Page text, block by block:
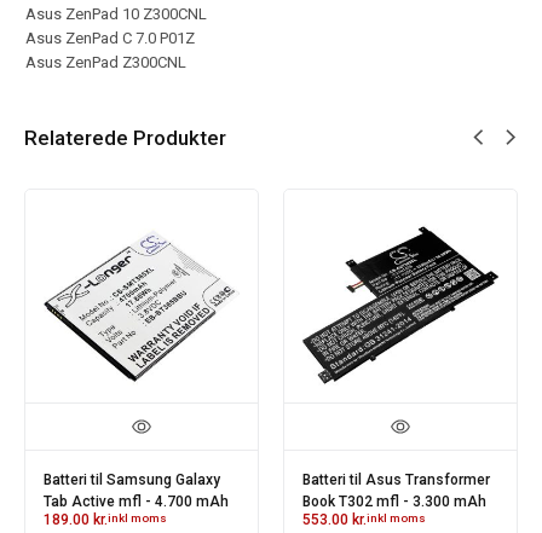
Asus ZenPad 10 Z300CNL
Asus ZenPad C 7.0 P01Z
Asus ZenPad Z300CNL
Relaterede Produkter
Batteri til Samsung Galaxy
Tab Active mfl - 4.700 mAh
189.00 kr.inkl moms
Batteri til Asus Transformer
Book T302 mfl - 3.300 mAh
553.00 kr.inkl moms